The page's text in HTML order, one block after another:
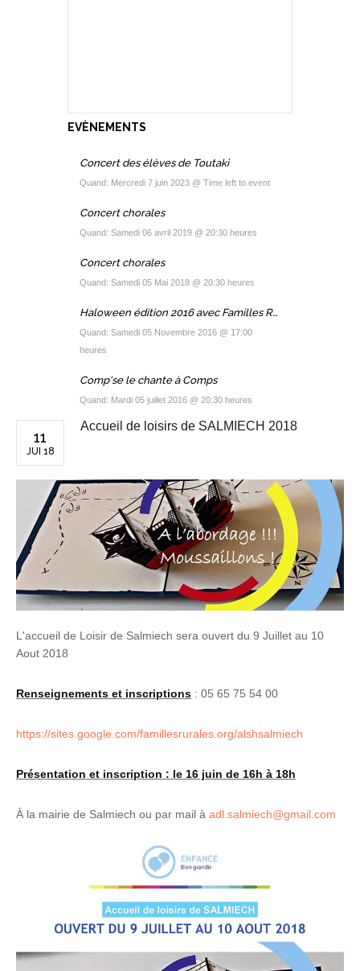
EVÈNEMENTS
Concert des élèves de Toutaki
Quand: Mercredi 7 juin 2023 @ Time left to event
Concert chorales
Quand: Samedi 06 avril 2019 @ 20:30 heures
Concert chorales
Quand: Samedi 05 Mai 2018 @ 20:30 heures
Haloween édition 2016 avec Familles Rurales
Quand: Samedi 05 Novembre 2016 @ 17:00
heures
Comp'se le chante à Comps
Quand: Mardi 05 juillet 2016 @ 20:30 heures
11
JUI 18
Accueil de loisirs de SALMIECH 2018
L'accueil de Loisir de Salmiech sera ouvert du 9 Juillet au 10
Aout 2018
Renseignements et inscriptions : 05 65 75 54 00
https://sites.google.com/famillesrurales.org/alshsalmiech
Présentation et inscription : le 16 juin de 16h à 18h
À la mairie de Salmiech ou par mail à adl.salmiech@gmail.com